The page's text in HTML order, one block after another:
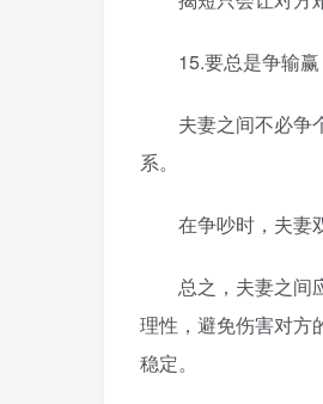
15.要总是争输赢
夫妻之间不必争个
系。
在争吵时，夫妻双
总之，夫妻之间应
理性，避免伤害对方
稳定。